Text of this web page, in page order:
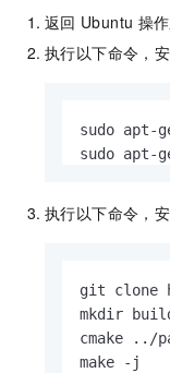
返回 Ubuntu 操作
执行以下命令，安
sudo apt-
sudo
执行以下命令，
git clone
mkdir
cmake ../
make -j